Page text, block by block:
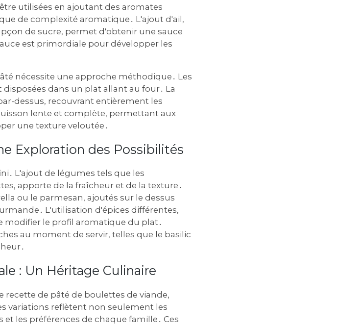
utilisées en ajoutant des aromates
de complexité aromatique․ L'ajout d'ail,
de sucre, permet d'obtenir une sauce
est primordiale pour développer les
nécessite une approche méthodique․ Les
dans un plat allant au four․ La
dessus, recouvrant entièrement les
lente et complète, permettant aux
une texture veloutée․
Exploration des Possibilités
L'ajout de légumes tels que les
apporte de la fraîcheur et de la texture․
ou le parmesan, ajoutés sur le dessus
L'utilisation d'épices différentes,
le profil aromatique du plat․
au moment de servir, telles que le basilic
: Un Héritage Culinaire
recette de pâté de boulettes de viande,
variations reflètent non seulement les
les préférences de chaque famille․ Ces